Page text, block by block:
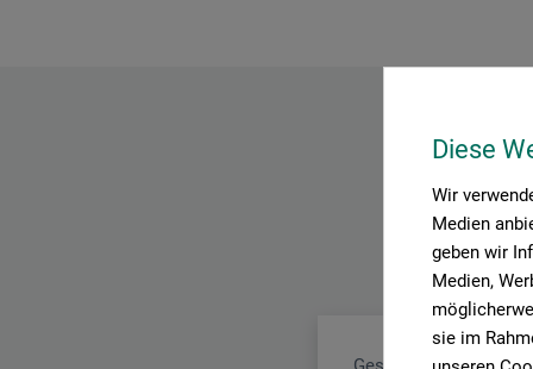
Diese
Wir
Medien
geben wir
Medien,
sie im